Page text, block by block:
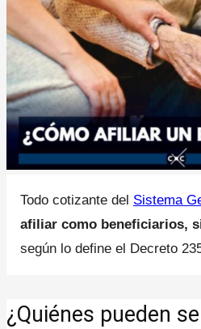
Todo cotizante del Sistema
afiliar como beneficiarios,
según lo define el Decreto
¿Quiénes pueden